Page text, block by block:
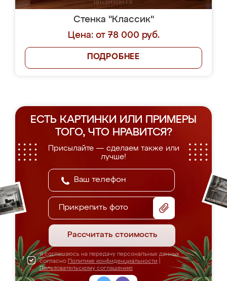
Стенка "Классик"
Цена: от 78 000 руб.
ПОДРОБНЕЕ
ЕСТЬ КАРТИНКИ ИЛИ ПРИМЕРЫ
ТОГО, ЧТО НРАВИТСЯ?
Присылайте — сделаем также или
лучше!
Прикрепить фото
Рассчитать стоимость
Я соглашаюсь на передачу персональных данных
согласно Политике конфиденциальности
Пользовательскому соглашению